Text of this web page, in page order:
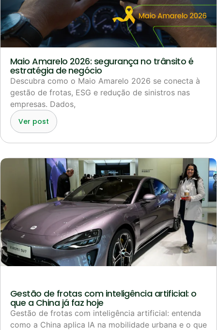
Maio Amarelo 2026: segurança no trânsito é
estratégia de negócio
Descubra como o Maio Amarelo 2026 se conecta à
gestão de frotas, ESG e redução de sinistros nas
empresas. Dados,
Ver post
Gestão de frotas com inteligência artificial: o
que a China já faz hoje
Gestão de frotas com inteligência artificial: entenda
como a China aplica IA na mobilidade urbana e o que